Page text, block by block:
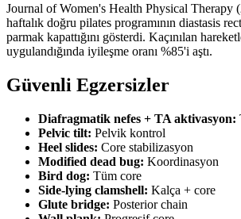
Journal of Women's Health Physical Therapy
haftalık doğru pilates programının diastasis
parmak kapattığını gösterdi. Kaçınılan
uygulandığında iyileşme oranı %85'i aştı.
Güvenli Egzersizler
Diafragmatik nefes + TA aktivasyon:
Pelvic tilt: Pelvik kontrol
Heel slides: Core stabilizasyon
Modified dead bug: Koordinasyon
Bird dog: Tüm core
Side-lying clamshell: Kalça + core
Glute bridge: Posterior chain